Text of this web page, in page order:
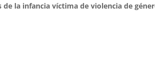
la infancia víctima de violencia de